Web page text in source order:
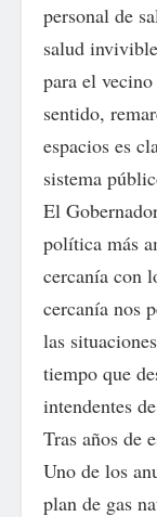
personal de
salud
para el
sentido,
espacios es
sistema
El
política más
cercanía con
cercanía nos
las
tiempo que
intendentes
Tras años de
Uno de los
plan de gas